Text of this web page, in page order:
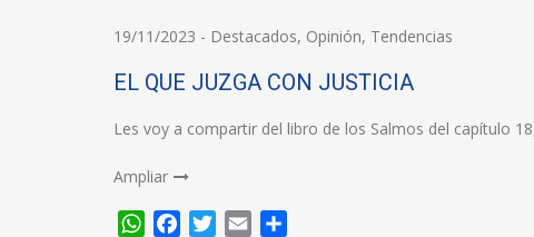
19/11/2023 - Destacados, Opinión, Tendencias
EL QUE JUZGA CON JUSTICIA
Les voy a compartir del libro de los Salmos del capítulo
Ampliar
WhatsApp
FacebookTwitter
Email